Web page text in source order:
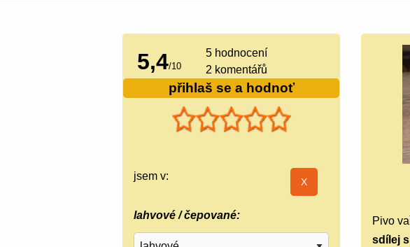
5,4/10
5 hodnocení
2 komentářů
přihlaš se a hodnoť
jsem v:
lahvové / čepované:
Pivo
sdílej